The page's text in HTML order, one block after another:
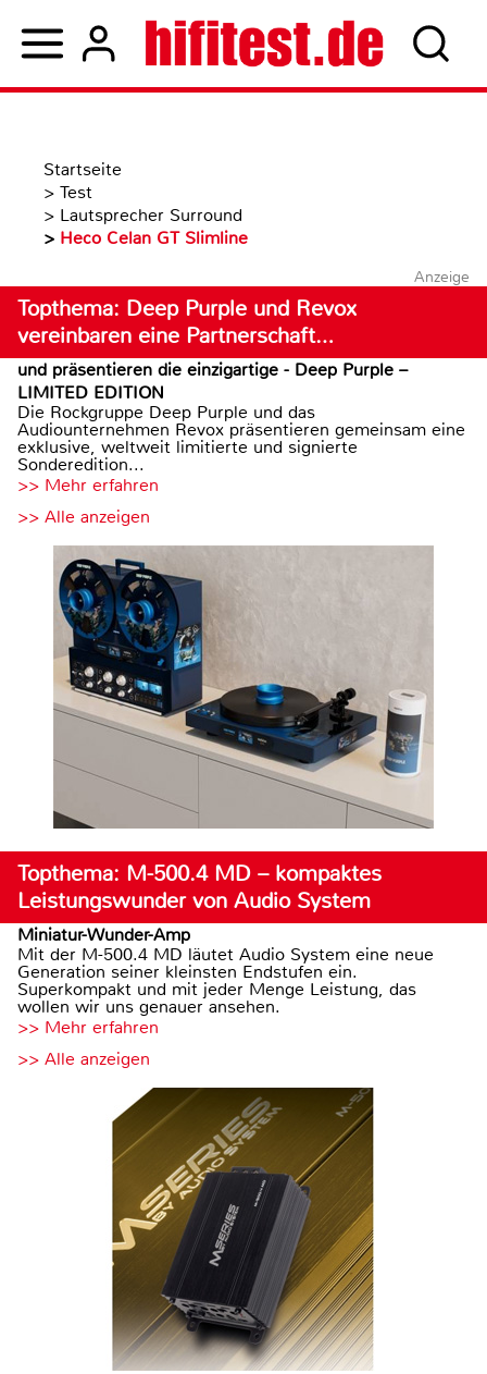
Startseite
> Test
> Lautsprecher Surround
> Heco Celan GT Slimline
Anzeige
Topthema: Deep Purple und Revox
vereinbaren eine Partnerschaft…
und präsentieren die einzigartige - Deep Purple –
LIMITED EDITION
Die Rockgruppe Deep Purple und das
Audiounternehmen Revox präsentieren gemeinsam eine
exklusive, weltweit limitierte und signierte
Sonderedition...
>> Mehr erfahren
>> Alle anzeigen
Topthema: M-500.4 MD – kompaktes
Leistungswunder von Audio System
Miniatur-Wunder-Amp
Mit der M-500.4 MD läutet Audio System eine neue
Generation seiner kleinsten Endstufen ein.
Superkompakt und mit jeder Menge Leistung, das
wollen wir uns genauer ansehen.
>> Mehr erfahren
>> Alle anzeigen